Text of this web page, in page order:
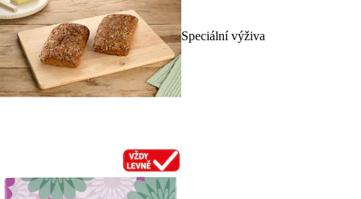
Speciální výživa